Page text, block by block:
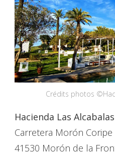
Crédits photos
Hacienda Las Alcabalas
Carretera Morón Coripe
41530 Morón de la